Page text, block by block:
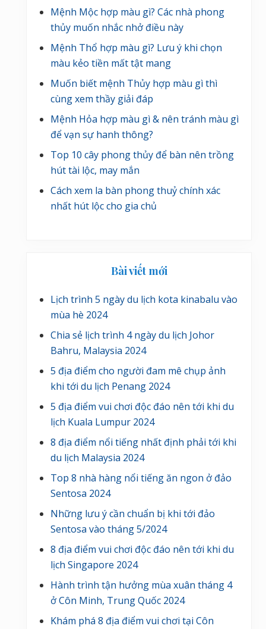
Mệnh Mộc hợp màu gì? Các nhà phong
thủy muốn nhắc nhở điều này
Mệnh Thổ hợp màu gì? Lưu ý khi chọn
màu kẻo tiền mất tật mang
Muốn biết mệnh Thủy hợp màu gì thì
cùng xem thầy giải đáp
Mệnh Hỏa hợp màu gì & nên tránh màu gì
để vạn sự hanh thông?
Top 10 cây phong thủy để bàn nên trồng
hút tài lộc, may mắn
Cách xem la bàn phong thuỷ chính xác
nhất hút lộc cho gia chủ
Bài viết mới
Lịch trình 5 ngày du lịch kota kinabalu vào
mùa hè 2024
Chia sẻ lịch trình 4 ngày du lịch Johor
Bahru, Malaysia 2024
5 địa điểm cho người đam mê chụp ảnh
khi tới du lịch Penang 2024
5 địa điểm vui chơi độc đáo nên tới khi du
lịch Kuala Lumpur 2024
8 địa điểm nổi tiếng nhất định phải tới khi
du lịch Malaysia 2024
Top 8 nhà hàng nổi tiếng ăn ngon ở đảo
Sentosa 2024
Những lưu ý cần chuẩn bị khi tới đảo
Sentosa vào tháng 5/2024
8 địa điểm vui chơi độc đáo nên tới khi du
lịch Singapore 2024
Hành trình tận hưởng mùa xuân tháng 4
ở Côn Minh, Trung Quốc 2024
Khám phá 8 địa điểm vui chơi tại Côn